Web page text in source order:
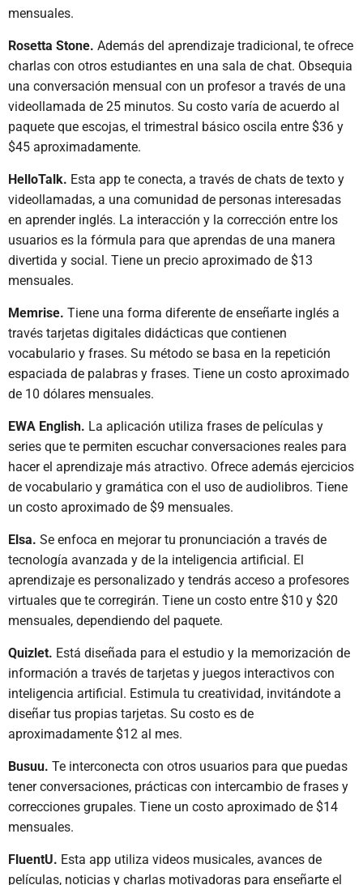
mensuales.
Rosetta Stone. Además del aprendizaje tradicional, te ofrece
charlas con otros estudiantes en una sala de chat. Obsequia
una conversación mensual con un profesor a través de una
videollamada de 25 minutos. Su costo varía de acuerdo al
paquete que escojas, el trimestral básico oscila entre $36 y
$45 aproximadamente.
HelloTalk. Esta app te conecta, a través de chats de texto y
videollamadas, a una comunidad de personas interesadas
en aprender inglés. La interacción y la corrección entre los
usuarios es la fórmula para que aprendas de una manera
divertida y social. Tiene un precio aproximado de $13
mensuales.
Memrise. Tiene una forma diferente de enseñarte inglés a
través tarjetas digitales didácticas que contienen
vocabulario y frases. Su método se basa en la repetición
espaciada de palabras y frases. Tiene un costo aproximado
de 10 dólares mensuales.
EWA English. La aplicación utiliza frases de películas y
series que te permiten escuchar conversaciones reales para
hacer el aprendizaje más atractivo. Ofrece además ejercicios
de vocabulario y gramática con el uso de audiolibros. Tiene
un costo aproximado de $9 mensuales.
Elsa. Se enfoca en mejorar tu pronunciación a través de
tecnología avanzada y de la inteligencia artificial. El
aprendizaje es personalizado y tendrás acceso a profesores
virtuales que te corregirán. Tiene un costo entre $10 y $20
mensuales, dependiendo del paquete.
Quizlet. Está diseñada para el estudio y la memorización de
información a través de tarjetas y juegos interactivos con
inteligencia artificial. Estimula tu creatividad, invitándote a
diseñar tus propias tarjetas. Su costo es de
aproximadamente $12 al mes.
Busuu. Te interconecta con otros usuarios para que puedas
tener conversaciones, prácticas con intercambio de frases y
correcciones grupales. Tiene un costo aproximado de $14
mensuales.
FluentU. Esta app utiliza videos musicales, avances de
películas, noticias y charlas motivadoras para enseñarte el